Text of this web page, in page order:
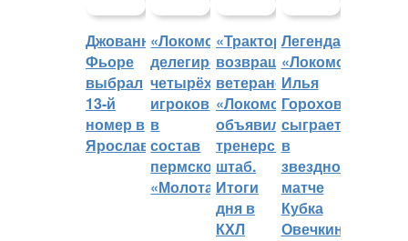
Джованни
Фьоре
выбрал
13-й
номер в
Ярославле
«Локомотив»
делегировал
четырёх
игроков
в
состав
пермского
«Молота»
«Трактор»
возвращает
ветеранов,
«Локомотив»
объявил
тренерский
штаб.
Итоги
дня в
КХЛ
Легенда
«Локомотива»
Илья
Горохов
сыграет
в
звездном
матче
Кубка
Овечкина